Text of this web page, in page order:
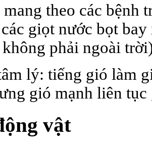
theo các bệnh
giọt nước bọt
phải ngoài
lý: tiếng gió làm
gió mạnh liên tục
vật